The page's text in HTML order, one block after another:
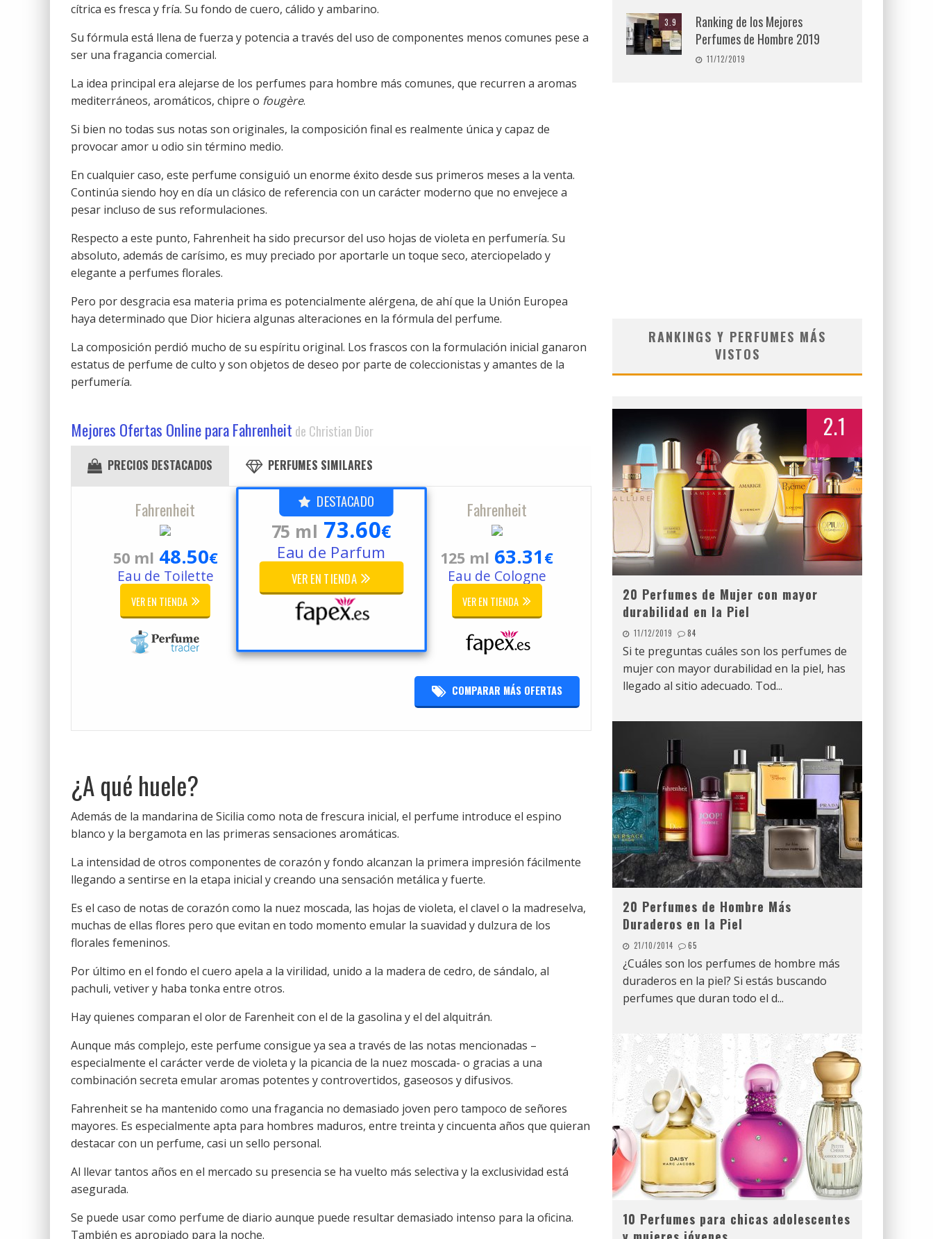
cítrica es fresca y fría. Su fondo de cuero, cálido y ambarino.
Su fórmula está llena de fuerza y potencia a través del uso de componentes menos comunes pese a
ser una fragancia comercial.
La idea principal era alejarse de los perfumes para hombre más comunes, que recurren a aromas
mediterráneos, aromáticos, chipre o fougère.
Si bien no todas sus notas son originales, la composición final es realmente única y capaz de
provocar amor u odio sin término medio.
En cualquier caso, este perfume consiguió un enorme éxito desde sus primeros meses a la venta.
Continúa siendo hoy en día un clásico de referencia con un carácter moderno que no envejece a
pesar incluso de sus reformulaciones.
Respecto a este punto, Fahrenheit ha sido precursor del uso hojas de violeta en perfumería. Su
absoluto, además de carísimo, es muy preciado por aportarle un toque seco, aterciopelado y
elegante a perfumes florales.
Pero por desgracia esa materia prima es potencialmente alérgena, de ahí que la Unión Europea
haya determinado que Dior hiciera algunas alteraciones en la fórmula del perfume.
La composición perdió mucho de su espíritu original. Los frascos con la formulación inicial ganaron
estatus de perfume de culto y son objetos de deseo por parte de coleccionistas y amantes de la
perfumería.
Mejores Ofertas Online para Fahrenheit de Christian Dior
PRECIOS DESTACADOS PERFUMES SIMILARES
Fahrenheit
50 ml 48.50€
Eau de Toilette
VER EN TIENDA
DESTACADO
75 ml 73.60€
Eau de Parfum
VER EN TIENDA
Fahrenheit
125 ml 63.31€
Eau de Cologne
VER EN TIENDA
COMPARAR MÁS OFERTAS
¿A qué huele?
Además de la mandarina de Sicilia como nota de frescura inicial, el perfume introduce el espino
blanco y la bergamota en las primeras sensaciones aromáticas.
La intensidad de otros componentes de corazón y fondo alcanzan la primera impresión fácilmente
llegando a sentirse en la etapa inicial y creando una sensación metálica y fuerte.
Es el caso de notas de corazón como la nuez moscada, las hojas de violeta, el clavel o la madreselva,
muchas de ellas flores pero que evitan en todo momento emular la suavidad y dulzura de los
florales femeninos.
Por último en el fondo el cuero apela a la virilidad, unido a la madera de cedro, de sándalo, al
pachuli, vetiver y haba tonka entre otros.
Hay quienes comparan el olor de Farenheit con el de la gasolina y el del alquitrán.
Aunque más complejo, este perfume consigue ya sea a través de las notas mencionadas –
especialmente el carácter verde de violeta y la picancia de la nuez moscada- o gracias a una
combinación secreta emular aromas potentes y controvertidos, gaseosos y difusivos.
Fahrenheit se ha mantenido como una fragancia no demasiado joven pero tampoco de señores
mayores. Es especialmente apta para hombres maduros, entre treinta y cincuenta años que quieran
destacar con un perfume, casi un sello personal.
Al llevar tantos años en el mercado su presencia se ha vuelto más selectiva y la exclusividad está
asegurada.
Se puede usar como perfume de diario aunque puede resultar demasiado intenso para la oficina.
También es apropiado para la noche.
3.9
Ranking de los Mejores
Perfumes de Hombre 2019
11/12/2019
RANKINGS Y PERFUMES MÁS
VISTOS
2.1
20 Perfumes de Mujer con mayor
durabilidad en la Piel
11/12/2019 84
Si te preguntas cuáles son los perfumes de
mujer con mayor durabilidad en la piel, has
llegado al sitio adecuado. Tod...
20 Perfumes de Hombre Más
Duraderos en la Piel
21/10/2014 65
¿Cuáles son los perfumes de hombre más
duraderos en la piel? Si estás buscando
perfumes que duran todo el d...
10 Perfumes para chicas adolescentes